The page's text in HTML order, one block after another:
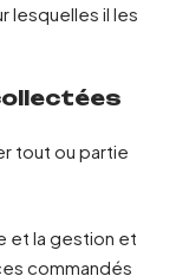
lesquelles il les
tout ou partie
et la gestion et
commandés